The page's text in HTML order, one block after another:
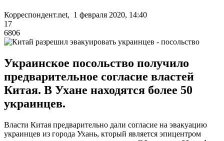
Корреспондент.net, 1 февраля 2020, 14:40
17
6806
Украинское посольство получило
предварительное согласие властей
Китая. В Ухане находятся более 50
украинцев.
Власти Китая предварительно дали согласие на эвакуацию
украинцев из города Ухань, кторый является эпицентром